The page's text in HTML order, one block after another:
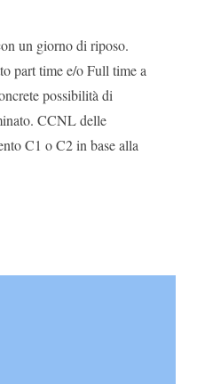
un giorno di riposo.
part time e/o Full time a
possibilità di
CCNL delle
C1 o C2 in base alla